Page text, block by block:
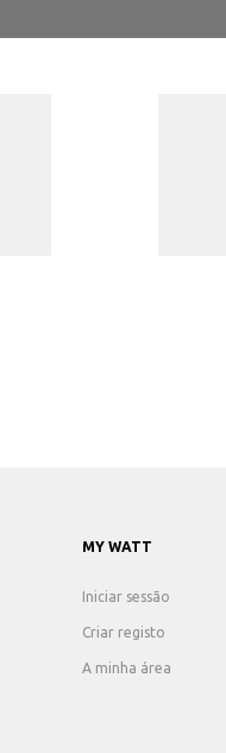
MY WATT
Iniciar sessão
Criar registo
A minha área